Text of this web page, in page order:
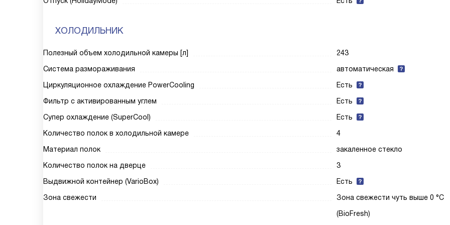
ХОЛОДИЛЬНИК
Полезный объем холодильной камеры [л]
243
Система размораживания
автоматическая
Циркуляционное охлаждение PowerCooling
Есть
Фильтр с активированным углем
Есть
Супер охлаждение (SuperCool)
Есть
Количество полок в холодильной камере
4
Материал полок
закаленное стекло
Количество полок на дверце
3
Выдвижной контейнер (VarioBox)
Есть
Зона свежести
Зона свежести чуть выше 0 °С
(BioFresh)